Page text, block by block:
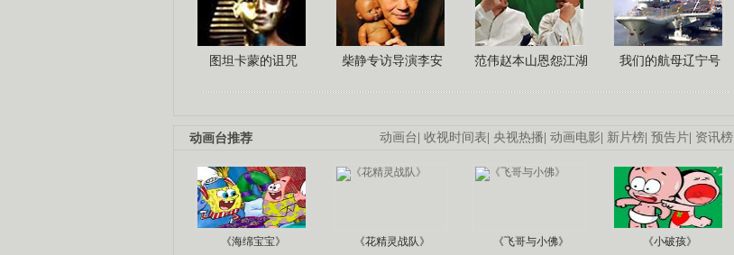
图坦卡蒙的诅咒 柴静专访导演李安 范伟赵本山恩怨江湖 我们的航母辽宁号
动画台 收视时间表 央视热播 动画电影 新片榜 预告片 资讯榜
动画台推荐
《海绵宝宝》 《花精灵战队》 《飞哥与小佛》 《小破孩》